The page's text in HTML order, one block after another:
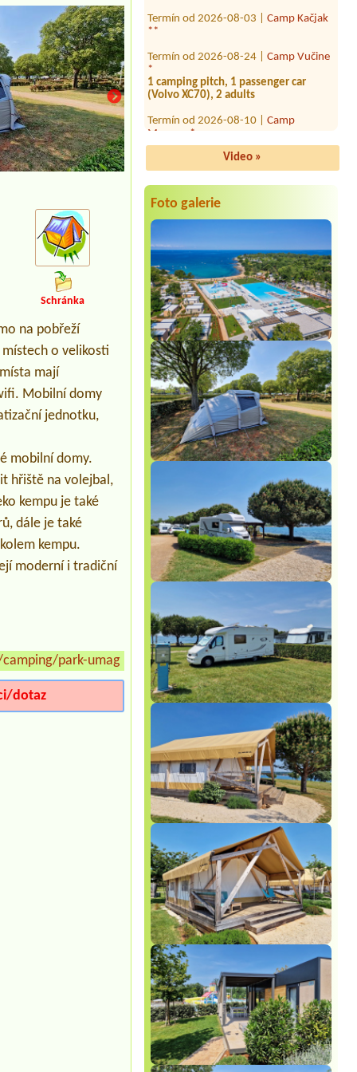
**
*
1 camping pitch, 1 passenger car
(Volvo XC70), 2 adults
Termín od 2026-08-10 |
Mungos *
Odmoree ****
Termín od 2026-08-05 |
Jezera Lovisca Murter ***
1 place for one camper and one
caravan
Termín od 2026-08-03 |Campsite
Amaris
1 místo bez elektriky Stan , 1 dospělá
osoba , 1 dítě 11roků , stan , motorka
Termín od 2026-07-26 |
Camp Sunce -
Žuljana *
1 place for van near to sea
Video »
Foto galerie
Schránka
na pobřeží
o velikosti
mají
Mobilní domy
jednotku,
mobilní domy.
hřiště na volejbal,
kempu je také
dále je také
kempu.
moderní i tradiční
park-umag
dotaz